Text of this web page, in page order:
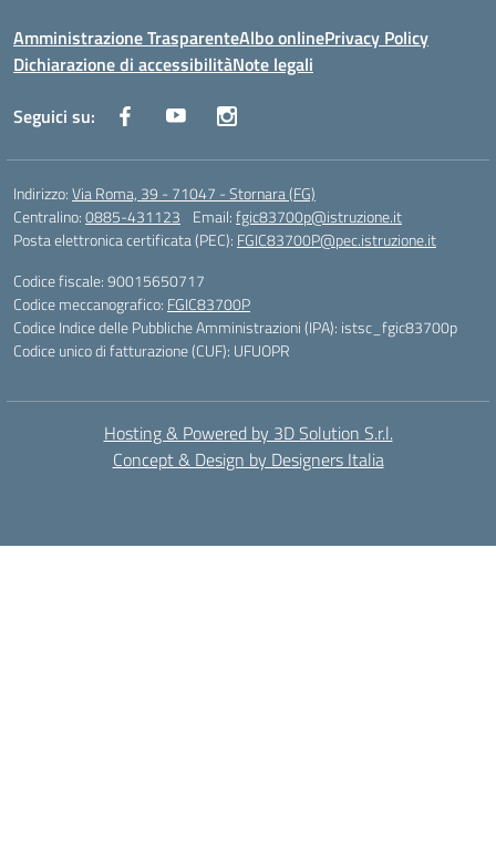
Amministrazione TrasparenteAlbo onlinePrivacy Policy
Dichiarazione di accessibilitàNote legali
Seguici su:
Indirizzo:Via Roma, 39 - 71047 - Stornara (FG)
Centralino:0885-431123 Email:fgic83700p@istruzione.it
Posta elettronica certificata (PEC): FGIC83700P@pec.istruzione.it
Codice fiscale: 90015650717
Codice meccanografico: FGIC83700P
Codice Indice delle Pubbliche Amministrazioni (IPA): istsc_fgic83700p
Codice unico di fatturazione (CUF): UFUOPR
Hosting & Powered by 3D Solution S.r.l.
Concept & Design by Designers Italia